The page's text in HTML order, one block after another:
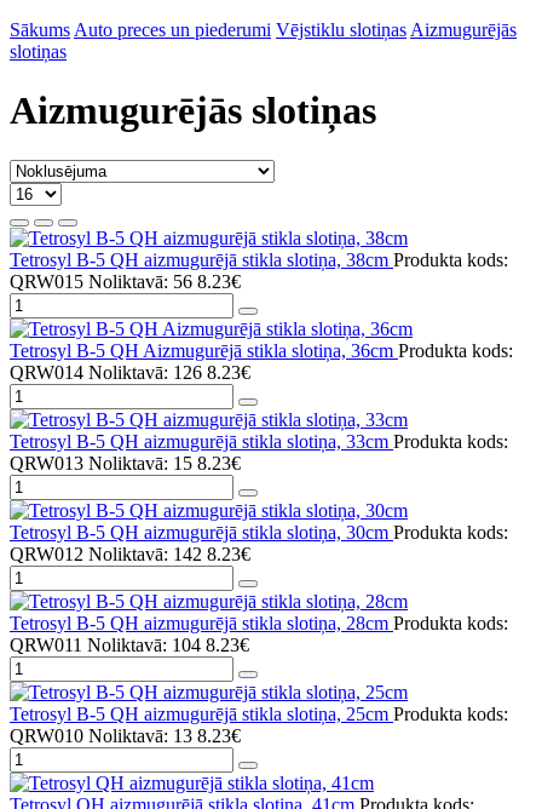
Sākums Auto preces un piederumi Vējstiklu slotiņas Aizmugurējās
slotiņas
Aizmugurējās slotiņas
Tetrosyl B-5 QH aizmugurējā stikla slotiņa, 38cm Produkta kods:
QRW015 Noliktavā: 56 8.23€
Tetrosyl B-5 QH Aizmugurējā stikla slotiņa, 36cm Produkta kods:
QRW014 Noliktavā: 126 8.23€
Tetrosyl B-5 QH aizmugurējā stikla slotiņa, 33cm Produkta kods:
QRW013 Noliktavā: 15 8.23€
Tetrosyl B-5 QH aizmugurējā stikla slotiņa, 30cm Produkta kods:
QRW012 Noliktavā: 142 8.23€
Tetrosyl B-5 QH aizmugurējā stikla slotiņa, 28cm Produkta kods:
QRW011 Noliktavā: 104 8.23€
Tetrosyl B-5 QH aizmugurējā stikla slotiņa, 25cm Produkta kods:
QRW010 Noliktavā: 13 8.23€
Tetrosyl QH aizmugurējā stikla slotiņa, 41cm Produkta kods: